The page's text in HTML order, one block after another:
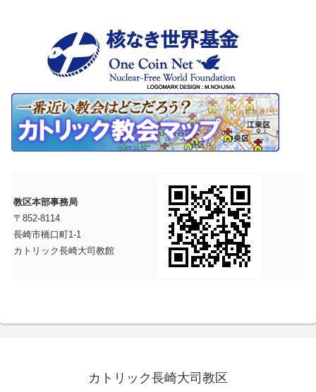
教区本部事務局
〒852-8114
長崎市橋口町1-1
カトリック長崎大司教館
カトリック長崎大司教区